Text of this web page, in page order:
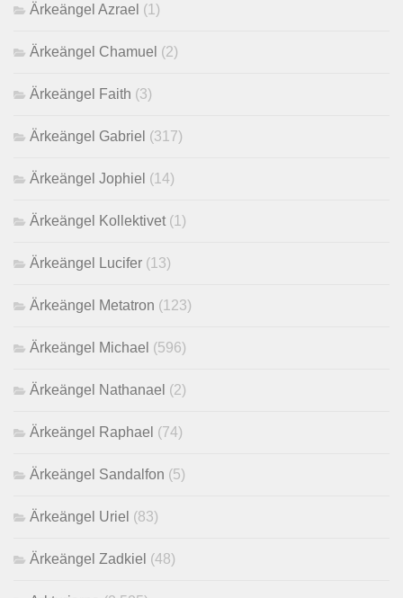
Ärkeängel Azrael (1)
Ärkeängel Chamuel (2)
Ärkeängel Faith (3)
Ärkeängel Gabriel (317)
Ärkeängel Jophiel (14)
Ärkeängel Kollektivet (1)
Ärkeängel Lucifer (13)
Ärkeängel Metatron (123)
Ärkeängel Michael (596)
Ärkeängel Nathanael (2)
Ärkeängel Raphael (74)
Ärkeängel Sandalfon (5)
Ärkeängel Uriel (83)
Ärkeängel Zadkiel (48)